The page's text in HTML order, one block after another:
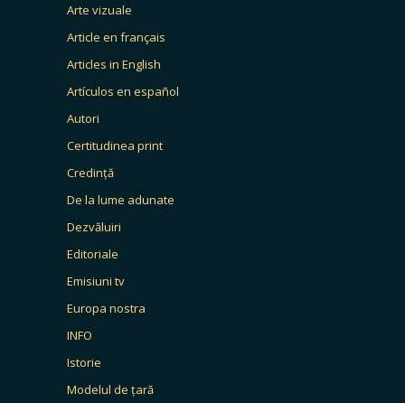
Arte vizuale
Article en français
Articles in English
Artículos en español
Autori
Certitudinea print
Credință
De la lume adunate
Dezvăluiri
Editoriale
Emisiuni tv
Europa nostra
INFO
Istorie
Modelul de țară